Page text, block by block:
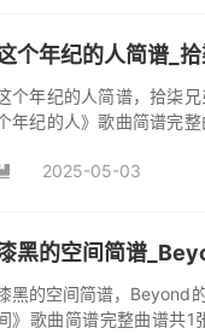
个年纪的人简谱_
个年纪的人简谱，拾柒
年纪的人》歌曲简谱完
曲。
 2025-05-03
黑的空间简谱
黑的空间简谱，Beyond
》歌曲简谱完整曲谱共1